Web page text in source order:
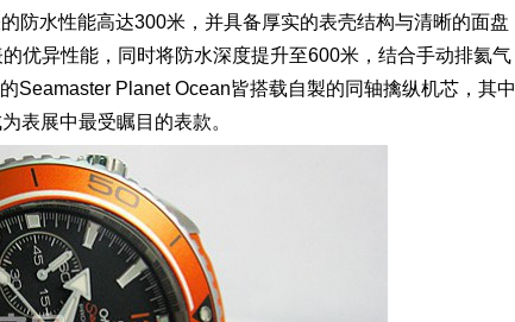
防水性能高达300米，并具备厚实的表壳结构与清晰的面盘
优异性能，同时将防水深度提升至600米，结合手动排氦气
Seamaster Planet Ocean皆搭载自製的同轴擒纵机芯，其中
表展中最受瞩目的表款。